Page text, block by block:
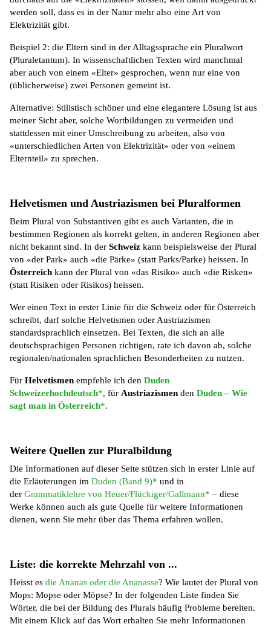
werden soll, dass es in der Natur mehr also eine Art von
Elektrizität gibt.
Beispiel 2: die Eltern sind in der Alltagssprache ein Pluralwort
(Pluraletantum). In wissenschaftlichen Texten wird manchmal
aber auch von einem «Elter» gesprochen, wenn nur eine von
(üblicherweise) zwei Personen gemeint ist.
Alternative: Stilistisch schöner und eine elegantere Lösung ist aus
meiner Sicht aber, solche Wortbildungen zu vermeiden und
stattdessen mit einer Umschreibung zu arbeiten, also von
«unterschiedlichen Arten von Elektrizität» oder von «einem
Elternteil» zu sprechen.
Helvetismen und Austriazismen bei Pluralformen
Beim Plural von Substantiven gibt es auch Varianten, die in
bestimmen Regionen als korrekt gelten, in anderen Regionen aber
nicht bekannt sind. In derSchweiz kann beispielsweise der Plural
von «der Park» auch «diePärke» (statt Parks/Parke) heissen. In
Österreich kann der Plural von «das Risiko» auch «die Risken»
(statt Risiken oder Risikos) heissen.
Wer einen Text in erster Linie für die Schweiz oder für Österreich
schreibt, darf solche Helvetismen oder Austriazismen
standardsprachlich einsetzen. Bei Texten, die sich an alle
deutschsprachigen Personen richtigen, rate ich davon ab, solche
regionalen/nationalen sprachlichen Besonderheiten zu nutzen.
FürHelvetismen empfehle ich denDuden
Schweizerhochdeutsch*, fürAustriazismen denDuden – Wie
sagt man in Österreich*.
Weitere Quellen zur Pluralbildung
Die Informationen auf dieser Seite stützen sich in erster Linie auf
die Erläuterungen imDuden (Band 9)* und in
derGrammatiklehre von Heuer/Flückiger/Gallmann* – diese
Werke können auch als gute Quelle für weitere Informationen
dienen, wenn Sie mehr über das Thema erfahren wollen.
Liste: die korrekte Mehrzahl von ...
Heisst esdie Ananas oder die Ananasse? Wie lautet der Plural von
Mops: Mopse oder Möpse? In der folgenden Liste finden Sie
Wörter, die bei der Bildung des Plurals häufig Probleme bereiten.
Mit einem Klick auf das Wort erhalten Sie mehr Informationen